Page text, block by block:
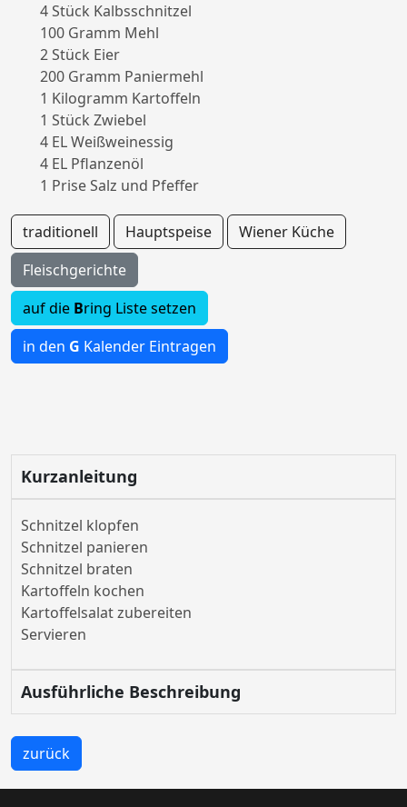
4 Stück Kalbsschnitzel
100 Gramm Mehl
2 Stück Eier
200 Gramm Paniermehl
1 Kilogramm Kartoffeln
1 Stück Zwiebel
4 EL Weißweinessig
4 EL Pflanzenöl
1 Prise Salz und Pfeffer
traditionell Hauptspeise
Wiener Küche
Fleischgerichte
auf die Bring Liste setzen
in den G Kalender Eintragen
Kurzanleitung
Schnitzel klopfen
Schnitzel panieren
Schnitzel braten
Kartoffeln kochen
Kartoffelsalat zubereiten
Servieren
Ausführliche Beschreibung
zurück